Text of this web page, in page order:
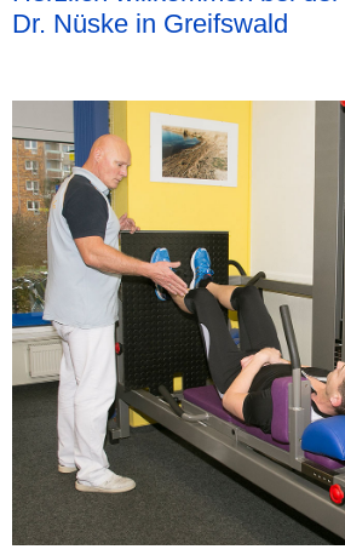
Dr. Nüske in Greifswald